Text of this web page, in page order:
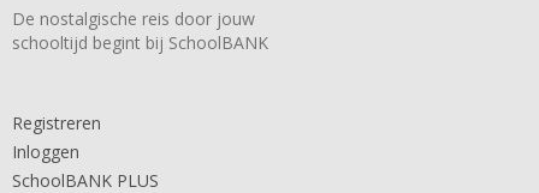
De nostalgische reis door jouw
schooltijd begint bij SchoolBANK
Registreren
Inloggen
SchoolBANK PLUS